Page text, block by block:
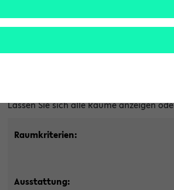
Im eKVV
Lassen Sie sich alle Räume anzeigen
Raumkriterien:
Ausstattung: